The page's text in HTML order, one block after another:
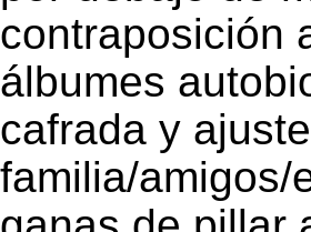
contraposición
álbumes
cafrada y
familia/amigos/